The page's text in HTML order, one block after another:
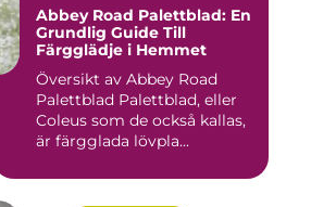
Abbey Road Palettblad: En
Grundlig Guide Till
Färgglädje i Hemmet
Översikt av Abbey Road
Palettblad Palettblad, eller
Coleus som de också kallas,
är färgglada lövpla...